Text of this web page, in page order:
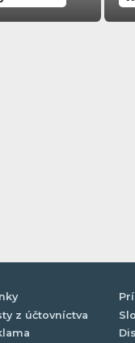
z účtovníctva